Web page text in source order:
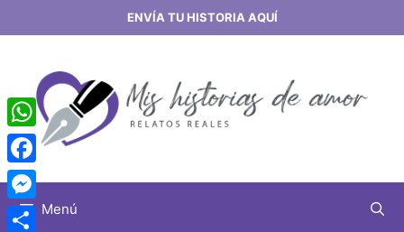
al
ENVÍA TU HISTORIA AQUÍ
Menú
WhatsApp
Facebook
Messenger